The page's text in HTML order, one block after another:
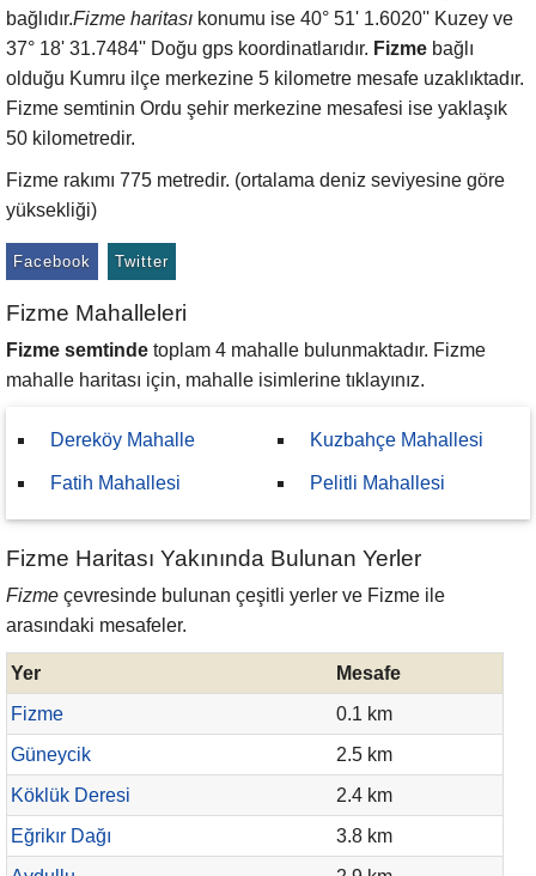
bağlıdır.Fizme haritası konumu ise 40° 51' 1.6020'' Kuzey ve
37° 18' 31.7484'' Doğu gps koordinatlarıdır. Fizme bağlı
olduğu Kumru ilçe merkezine 5 kilometre mesafe uzaklıktadır.
Fizme semtinin Ordu şehir merkezine mesafesi ise yaklaşık
50 kilometredir.
Fizme rakımı 775 metredir. (ortalama deniz seviyesine göre
yüksekliği)
Facebook Twitter
Fizme Mahalleleri
Fizme semtinde toplam 4 mahalle bulunmaktadır. Fizme
mahalle haritası için, mahalle isimlerine tıklayınız.
Dereköy Mahalle
Fatih Mahallesi
Kuzbahçe Mahallesi
Pelitli Mahallesi
Fizme Haritası Yakınında Bulunan Yerler
Fizme çevresinde bulunan çeşitli yerler ve Fizme ile
arasındaki mesafeler.
Yer
Mesafe
Fizme
0.1 km
Güneycik
2.5 km
Köklük Deresi
2.4 km
Eğrikır Dağı
3.8 km